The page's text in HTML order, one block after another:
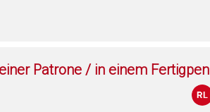
Patrone / in einem Fertigpen